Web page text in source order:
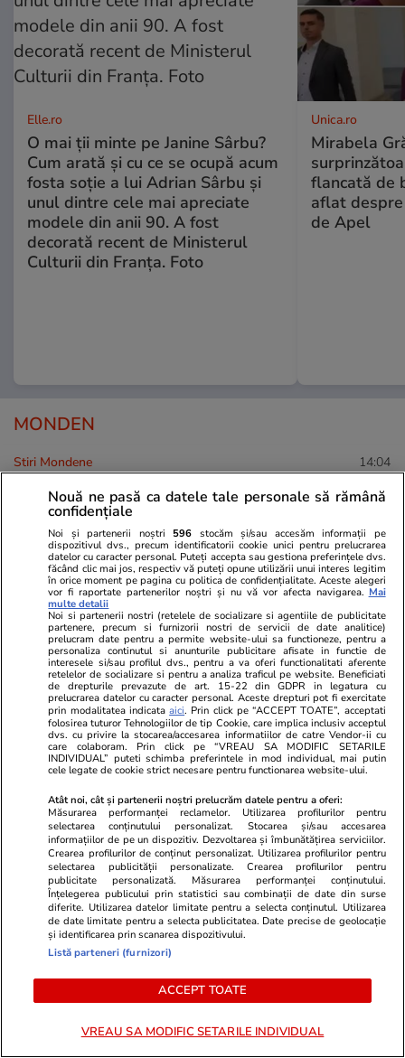
Elle.ro
O mai ții minte pe Janine Sârbu?
Cum arată și cu ce se ocupă acum
fosta soție a lui Adrian Sârbu și
unul dintre cele mai apreciate
modele din anii 90. A fost
decorată recent de Ministerul
Culturii din Franța. Foto
Unica.ro
Mirabela
flancată de
aflat
de Apel
MONDEN
Stiri Mondene 14:04
Ce difuzează PRO TV de la ora
15.00, de luni până vineri, la
șase luni după ce Cătălin
Măruță a rămas fără emisiune
Stiri Mondene 13:49
Dana Rogoz, confesiuni din
vacanța în Sicilia. Cum s-a
protejat familia ei de incendiile
din insulă
PARTENERI
Nouă ne pasă ca datele tale personale să rămână
confidențiale
Noi și partenerii noștri 596 stocăm și/sau accesăm informații pe
dispozitivul dvs., precum identificatorii cookie unici pentru prelucrarea
datelor cu caracter personal. Puteți accepta sau gestiona preferințele dvs.
făcând clic mai jos, respectiv vă puteți opune utilizării unui interes legitim
în orice moment pe pagina cu politica de confidențialitate. Aceste alegeri
vor fi raportate partenerilor noștri și nu vă vor afecta navigarea. Mai
multe detalii
Noi si partenerii nostri (retelele de socializare si agentiile de publicitate
partenere, precum si furnizorii nostri de servicii de date analitice)
prelucram date pentru a permite website-ului sa functioneze, pentru a
personaliza continutul si anunturile publicitare afisate in functie de
interesele si/sau profilul dvs., pentru a va oferi functionalitati aferente
retelelor de socializare si pentru a analiza traficul pe website. Beneficiati
de drepturile prevazute de art. 15-22 din GDPR in legatura cu
prelucrarea datelor cu caracter personal. Aceste drepturi pot fi exercitate
prin modalitatea indicataaici. Prin click pe “ACCEPT TOATE”, acceptati
folosirea tuturor Tehnologiilor de tip Cookie, care implica inclusiv acceptul
dvs. cu privire la stocarea/accesarea informatiilor de catre Vendor-ii cu
care colaboram. Prin click pe “VREAU SA MODIFIC SETARILE
INDIVIDUAL” puteti schimba preferintele in mod individual, mai putin
cele legate de cookie strict necesare pentru functionarea website-ului.
Atât noi, cât și partenerii noștri prelucrăm datele pentru a oferi:
Măsurarea performanței reclamelor. Utilizarea profilurilor pentru
selectarea conținutului personalizat. Stocarea și/sau accesarea
informațiilor de pe un dispozitiv. Dezvoltarea și îmbunătățirea serviciilor.
Crearea profilurilor de conținut personalizat. Utilizarea profilurilor pentru
selectarea publicității personalizate. Crearea profilurilor pentru
publicitate personalizată. Măsurarea performanței conținutului.
Înțelegerea publicului prin statistici sau combinații de date din surse
diferite. Utilizarea datelor limitate pentru a selecta conținutul. Utilizarea
de date limitate pentru a selecta publicitatea. Date precise de geolocație
și identificarea prin scanarea dispozitivului.
Listă parteneri (furnizori)
ACCEPT TOATE
VREAU SA MODIFIC SETARILE INDIVIDUAL